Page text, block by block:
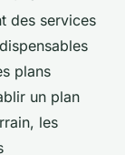
des services
plans
un plan
les